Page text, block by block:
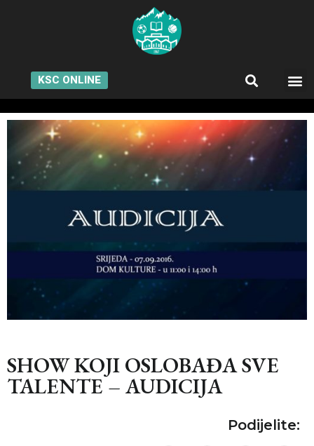
KSC ONLINE
SHOW KOJI OSLOBAĐA SVE
TALENTE – AUDICIJA
Podijelite: